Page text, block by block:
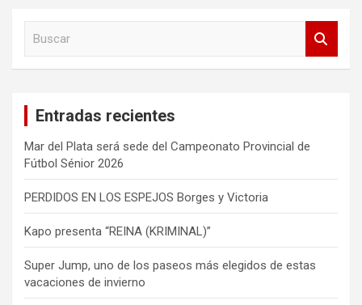
Entradas recientes
Mar del Plata será sede del Campeonato Provincial de
Fútbol Sénior 2026
PERDIDOS EN LOS ESPEJOS Borges y Victoria
Kapo presenta “REINA (KRIMINAL)”
Super Jump, uno de los paseos más elegidos de estas
vacaciones de invierno